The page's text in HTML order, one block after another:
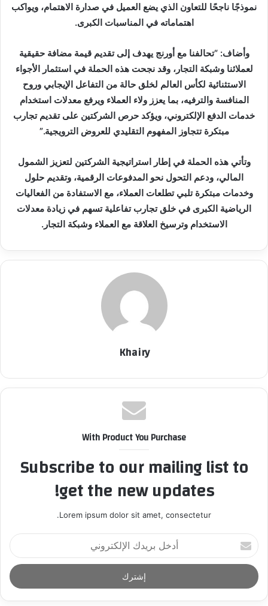
نموذجًا ناجحًا للتعاون الذي يضع العميل في صدارة الاهتمام، ويواكب
اهتماماته في المناسبات الكبرى.
وأضاف: “تحالفنا مع أورنج يهدف إلى تقديم قيمة مضافة حقيقية
لعملائنا وشبكة التجار، وقد نجحت هذه الحملة في استثمار الأجواء
الاستثنائية لكأس العالم لخلق حالة من التفاعل الإيجابي وروح
المنافسة والترفيه، بما يعزز ولاء العملاء ويرفع معدلات استخدام
خدمات الدفع الإلكتروني، ويؤكد حرص الشركتين على تقديم تجارب
مبتكرة تتجاوز المفهوم التقليدي للعروض الترويجية.”
وتأتي هذه الحملة في إطار استراتيجية الشركتين لتعزيز الشمول
المالي، ودعم التحول نحو المدفوعات الرقمية، وتقديم حلول
وخدمات مبتكرة تلبي تطلعات العملاء، مع الاستفادة من الفعاليات
الرياضية الكبرى في خلق تجارب تفاعلية تسهم في زيادة معدلات
الاستخدام وترسيخ العلاقة مع العملاء وشبكة التجار.
Khairy
With Product You Purchase
Subscribe to our mailing list to
get the new updates!
Lorem ipsum dolor sit amet, consectetur.
أ
د
خ
ل
ر